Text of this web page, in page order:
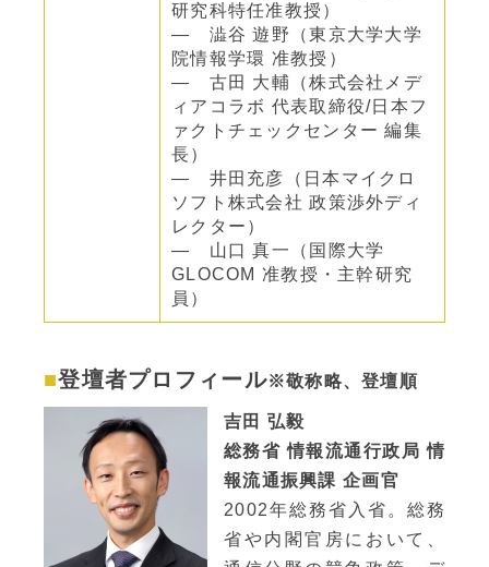
研究科特任准教授）
― 澁谷 遊野（東京大学大学
院情報学環 准教授）
― 古田 大輔（株式会社メデ
ィアコラボ 代表取締役/日本フ
ァクトチェックセンター 編集
長）
― 井田充彦（日本マイクロ
ソフト株式会社 政策渉外ディ
レクター）
― 山口 真一（国際大学
GLOCOM 准教授・主幹研究
員）
登壇者プロフィール※敬称略、登壇順
吉田 弘毅
総務省 情報流通行政局 情
報流通振興課 企画官
2002年総務省入省。総務
省や内閣官房において、